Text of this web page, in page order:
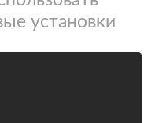
установки